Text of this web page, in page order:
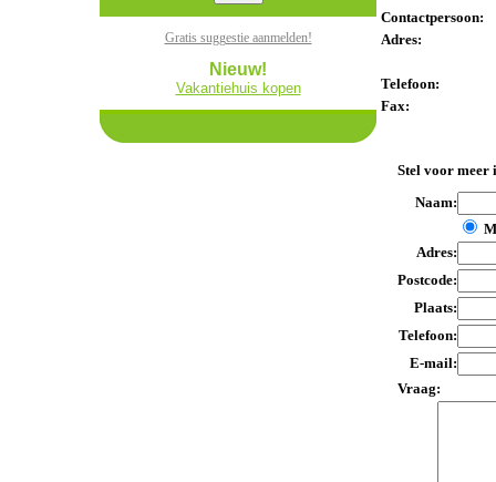
Gratis suggestie aanmelden!
Nieuw!
Vakantiehuis kopen
Contactpersoon:
Adres:
Telefoon:
Fax:
Stel voor meer
Naam:
Adres:
Postcode:
Plaats:
Telefoon:
E-mail:
Vraag: